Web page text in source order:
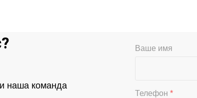
наша команда
Ваше имя
Телефон *